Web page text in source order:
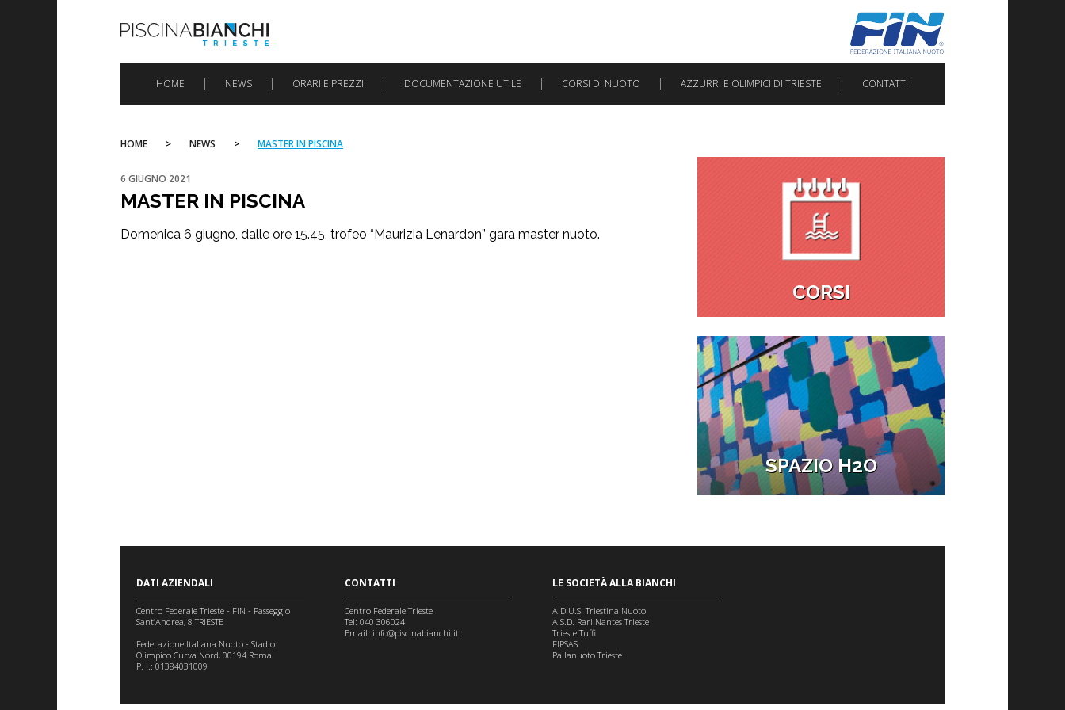
to
HOME NEWS ORARI E PREZZI DOCUMENTAZIONE UTILE CORSI DI NUOTO AZZURRI E OLIMPICI DI TRIESTE CONTATTI
HOME > NEWS > MASTER IN PISCINA
6 GIUGNO 2021
MASTER IN PISCINA
Domenica 6 giugno, dalle ore 15.45, trofeo “Maurizia Lenardon” gara master nuoto.
CORSI
SPAZIO H2O
DATI AZIENDALI
Centro Federale Trieste - FIN - Passeggio
Sant’Andrea, 8 TRIESTE
Federazione Italiana Nuoto - Stadio
Olimpico Curva Nord, 00194 Roma
P. I.: 01384031009
CONTATTI
Centro Federale Trieste
Tel: 040 306024
Email: info@piscinabianchi.it
LE SOCIETÀ ALLA BIANCHI
A.D.U.S. Triestina Nuoto
A.S.D. Rari Nantes Trieste
Trieste Tuffi
FIPSAS
Pallanuoto Trieste